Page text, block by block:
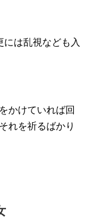
は乱視なども入
かけていれば回
れを祈るばかり